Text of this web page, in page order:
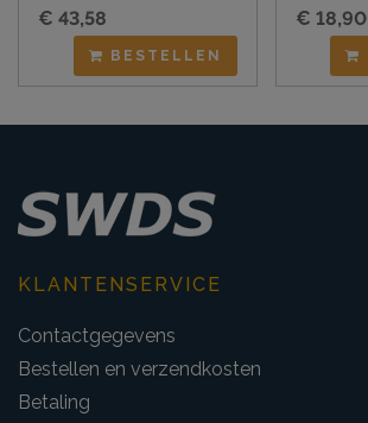
€ 43,58
BESTELLEN
€ 18,90
KLANTENSERVICE
Contactgegevens
Bestellen en verzendkosten
Betaling